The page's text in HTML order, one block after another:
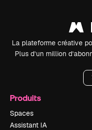
La plateforme créative
Plus d’un million
Produits
Spaces
Assistant IA